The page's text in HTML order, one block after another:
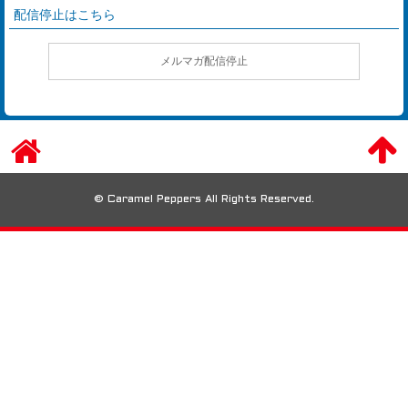
配信停止はこちら
メルマガ配信停止
© Caramel Peppers All Rights Reserved.